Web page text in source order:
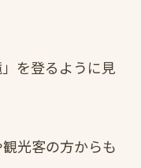
を登るように見
光客の方からも